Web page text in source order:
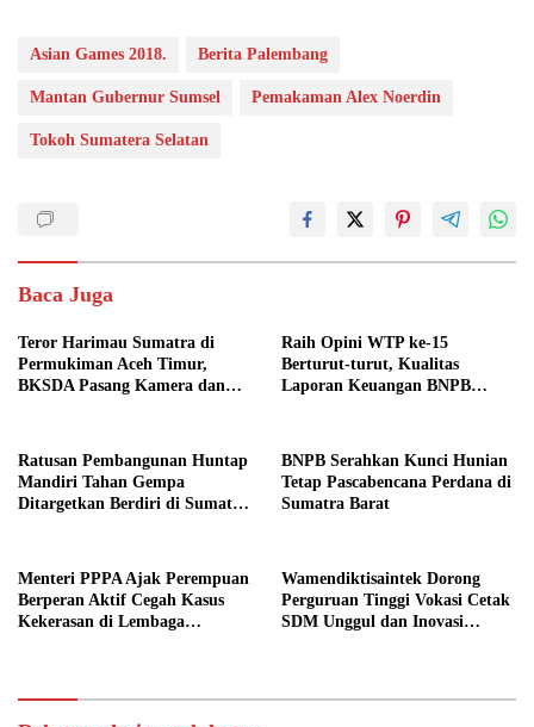
Asian Games 2018. Berita Palembang
Mantan Gubernur Sumsel Pemakaman Alex Noerdin
Tokoh Sumatera Selatan
Baca Juga
Teror Harimau Sumatra di
Permukiman Aceh Timur,
BKSDA Pasang Kamera dan
Raih Opini WTP ke-15
Berturut-turut, Kualitas
Laporan Keuangan BNPB
Ratusan Pembangunan Huntap
Mandiri Tahan Gempa
Ditargetkan Berdiri di Sumatra
BNPB Serahkan Kunci Hunian
Tetap Pascabencana Perdana di
Sumatra Barat
Menteri PPPA Ajak Perempuan
Berperan Aktif Cegah Kasus
Kekerasan di Lembaga
Wamendiktisaintek Dorong
Perguruan Tinggi Vokasi Cetak
SDM Unggul dan Inovasi